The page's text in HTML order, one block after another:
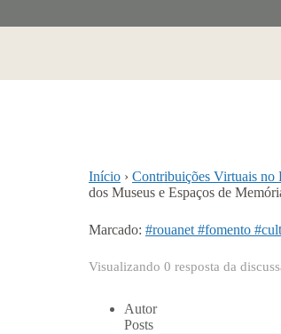
Início › Contribuições Virtuais no
dos Museus e Espaços de
Marcado: #rouanet #fomento
Visualizando 0 resposta da
Autor
Posts